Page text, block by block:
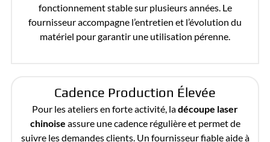
fonctionnement stable sur plusieurs années. Le
fournisseur accompagne l’entretien et l’évolution du
matériel pour garantir une utilisation pérenne.
Cadence Production Élevée
Pour les ateliers en forte activité, ladécoupe laser
chinoise assure une cadence régulière et permet de
suivre les demandes clients. Un fournisseur fiable aide à